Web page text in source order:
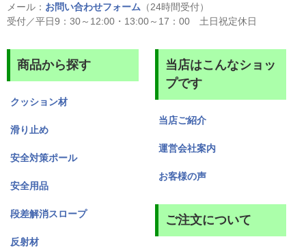
メール： お問い合わせフォーム （24時間受付）
受付／平日9：30～12:00・13:00～17：00 土日祝定休日
商品から探す
クッション材
滑り止め
安全対策ポール
安全用品
段差解消スロープ
反射材
当店はこんなショッ
プです
当店ご紹介
運営会社案内
お客様の声
ご注文について